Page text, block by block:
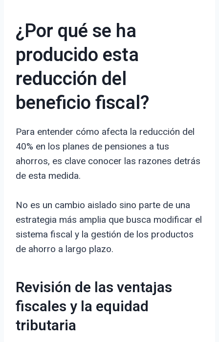
¿Por qué se ha
producido esta
reducción del
beneficio fiscal?
Para entender cómo afecta la reducción del
40% en los planes de pensiones a tus
ahorros, es clave conocer las razones detrás
de esta medida.
No es un cambio aislado sino parte de una
estrategia más amplia que busca modificar el
sistema fiscal y la gestión de los productos
de ahorro a largo plazo.
Revisión de las ventajas
fiscales y la equidad
tributaria